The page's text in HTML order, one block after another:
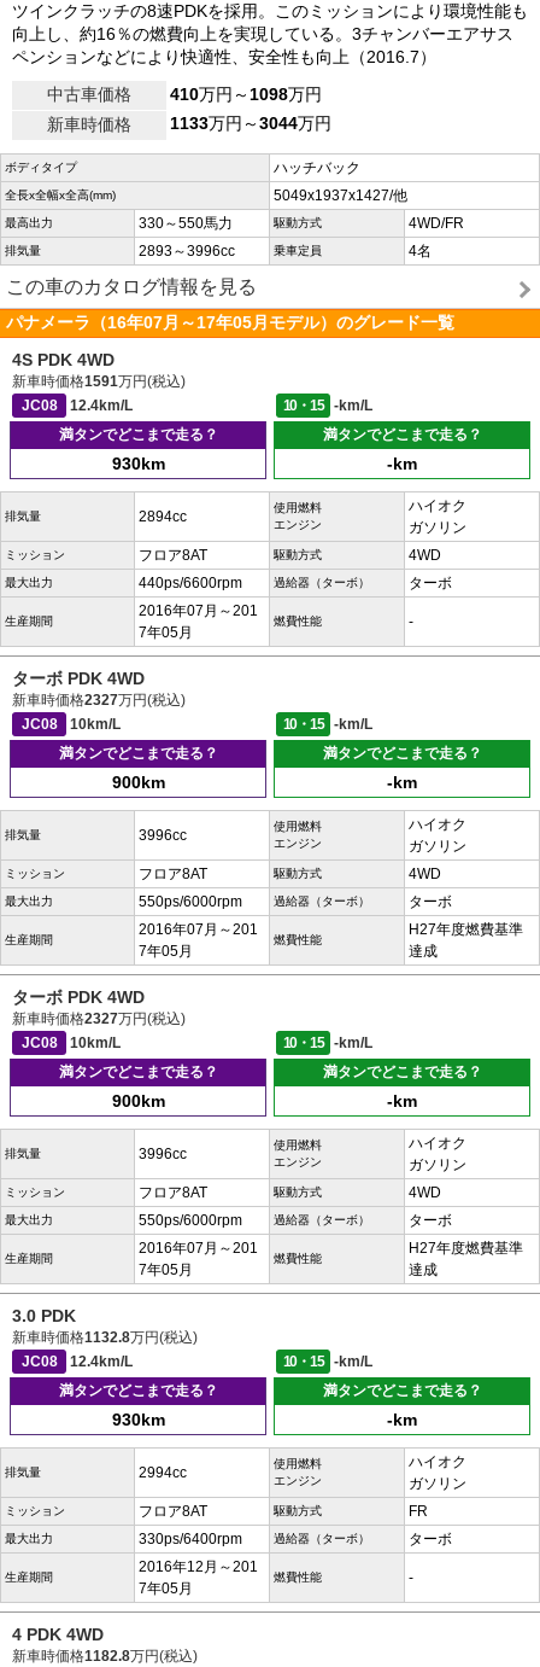
ツインクラッチの8速PDKを採用。このミッションにより環境性能も
向上し、約16％の燃費向上を実現している。3チャンバーエアサス
ペンションなどにより快適性、安全性も向上（2016.7）
中古車価格
410万円～1098万円
新車時価格
1133万円～3044万円
ボディタイプ ハッチバック
全長x全幅x全高(mm) 5049x1937x1427/他
最高出力 330～550馬力 駆動方式 4WD/FR
排気量 2893～3996cc 乗車定員 4名
この車のカタログ情報を見る
パナメーラ（16年07月～17年05月モデル）のグレード一覧
4S PDK 4WD
新車時価格1591万円(税込)
JC08
12.4km/L 10・15
-km/L
満タンでどこまで走る？
930km
満タンでどこまで走る？
-km
排気量 2894cc
使用燃料
エンジン
ハイオク
ガソリン
ミッション フロア8AT 駆動方式 4WD
最大出力 440ps/6600rpm 過給器（ターボ） ターボ
生産期間
2016年07月～201
7年05月
燃費性能 -
ターボ PDK 4WD
新車時価格2327万円(税込)
JC08
10km/L 10・15
-km/L
満タンでどこまで走る？
900km
満タンでどこまで走る？
-km
排気量 3996cc
使用燃料
エンジン
ハイオク
ガソリン
ミッション フロア8AT 駆動方式 4WD
最大出力 550ps/6000rpm 過給器（ターボ） ターボ
生産期間
2016年07月～201
7年05月
燃費性能
H27年度燃費基準
達成
ターボ PDK 4WD
新車時価格2327万円(税込)
JC08
10km/L 10・15
-km/L
満タンでどこまで走る？
900km
満タンでどこまで走る？
-km
排気量 3996cc
使用燃料
エンジン
ハイオク
ガソリン
ミッション フロア8AT 駆動方式 4WD
最大出力 550ps/6000rpm 過給器（ターボ） ターボ
生産期間
2016年07月～201
7年05月
燃費性能
H27年度燃費基準
達成
3.0 PDK
新車時価格1132.8万円(税込)
JC08
12.4km/L 10・15
-km/L
満タンでどこまで走る？
930km
満タンでどこまで走る？
-km
排気量 2994cc
使用燃料
エンジン
ハイオク
ガソリン
ミッション フロア8AT 駆動方式 FR
最大出力 330ps/6400rpm 過給器（ターボ） ターボ
生産期間
2016年12月～201
7年05月
燃費性能 -
4 PDK 4WD
新車時価格1182.8万円(税込)